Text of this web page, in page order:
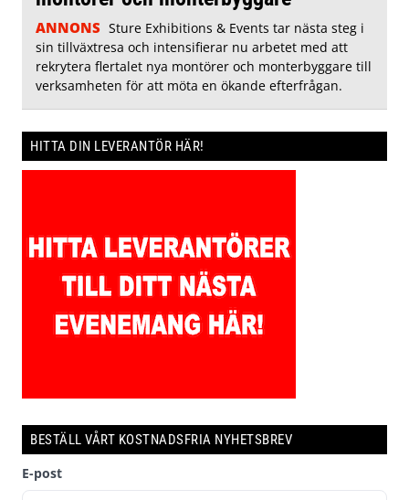
ANNONS Sture Exhibitions & Events tar nästa steg i
sin tillväxtresa och intensifierar nu arbetet med att
rekrytera flertalet nya montörer och monterbyggare till
verksamheten för att möta en ökande efterfrågan.
HITTA DIN LEVERANTÖR HÄR!
BESTÄLL VÅRT KOSTNADSFRIA NYHETSBREV
E-post